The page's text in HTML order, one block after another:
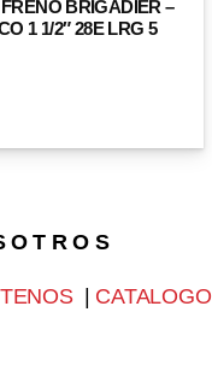
BRIGADIER –
1 1/2″ 28E LRG 5
T R O S
| CATALOGO